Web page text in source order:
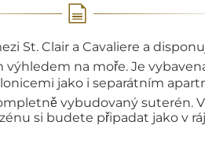
St. Clair a Cavaliere a
výhledem na moře. Je
jako i separátním
vybudovaný suterén. V
si budete připadat jako v